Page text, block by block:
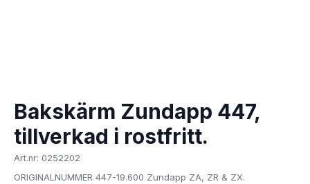
Bakskärm Zundapp 447,
tillverkad i rostfritt.
Art.nr: 0252202
ORIGINALNUMMER 447-19.600 Zundapp ZA, ZR & ZX.